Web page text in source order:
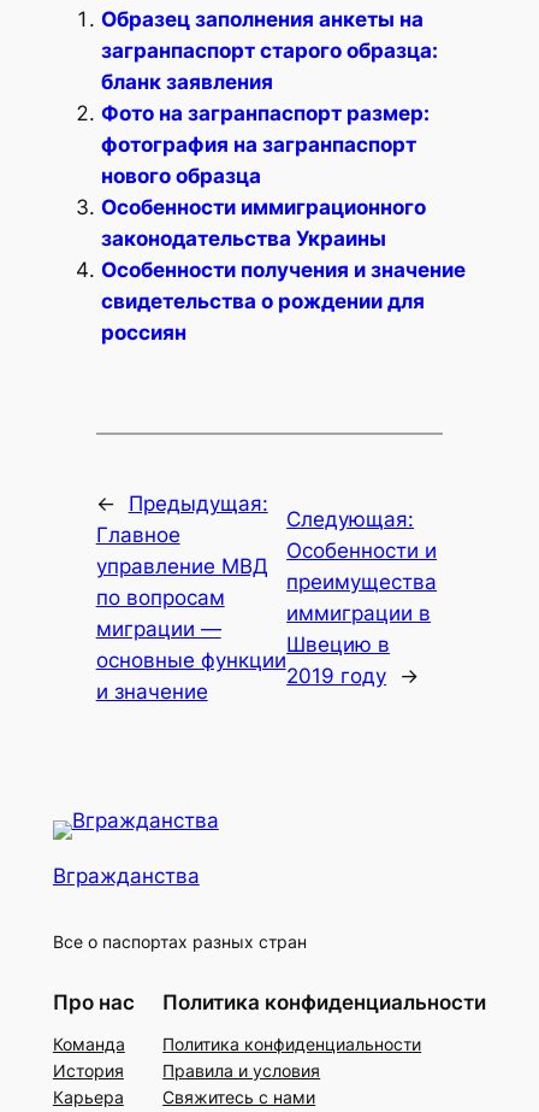
Образец заполнения анкеты на
загранпаспорт старого образца:
бланк заявления
Фото на загранпаспорт размер:
фотография на загранпаспорт
нового образца
Особенности иммиграционного
законодательства Украины
Особенности получения и значение
свидетельства о рождении для
россиян
←
Предыдущая:
Главное
управление МВД
по вопросам
миграции —
основные функции
и значение
Следующая:
Особенности и
преимущества
иммиграции в
Швецию в
2019 году
→
Вгражданства
Все о паспортах разных стран
Про нас
Команда
История
Карьера
Политика конфиденциальности
Политика конфиденциальности
Правила и условия
Свяжитесь с нами